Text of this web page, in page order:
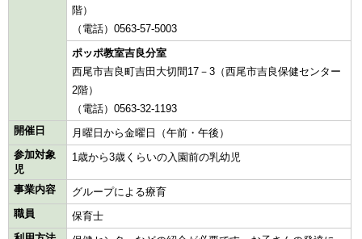
階）
（電話）0563-57-5003
ポッポ教室吉良分室
西尾市吉良町吉田大切間17－3（西尾市吉良保健センター
2階）
（電話）0563-32-1193
開催日
月曜日から金曜日（午前・午後）
参加対象
児
1歳から3歳くらいの入園前の乳幼児
事業内容
グループによる療育
職員
保育士